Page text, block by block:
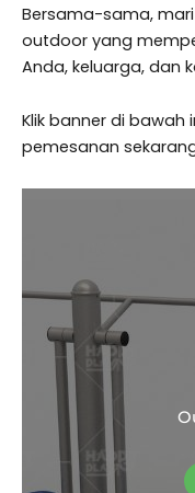
Bersama-sama,
outdoor yang
Anda, keluarga, dan
Klik banner di bawah
pemesanan